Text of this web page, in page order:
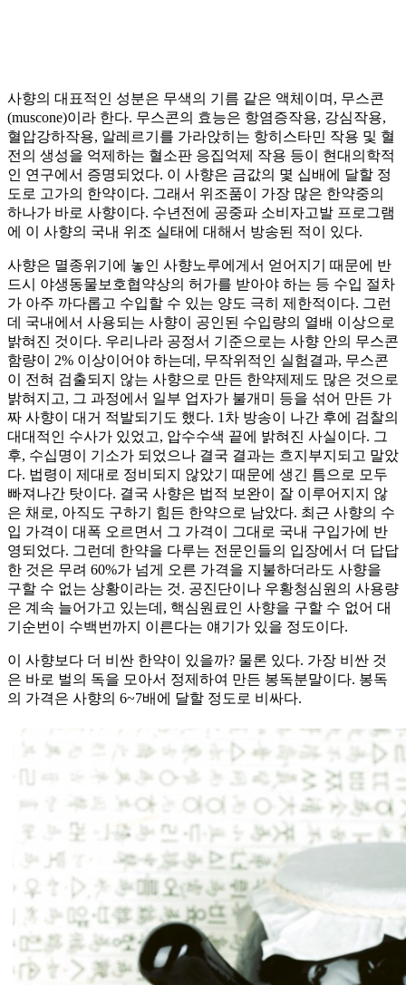
사향의 대표적인 성분은 무색의 기름 같은 액체이며, 무스콘
(muscone)이라 한다. 무스콘의 효능은 항염증작용, 강심작용,
혈압강하작용, 알레르기를 가라앉히는 항히스타민 작용 및 혈
전의 생성을 억제하는 혈소판 응집억제 작용 등이 현대의학적
인 연구에서 증명되었다. 이 사향은 금값의 몇 십배에 달할 정
도로 고가의 한약이다. 그래서 위조품이 가장 많은 한약중의
하나가 바로 사향이다. 수년전에 공중파 소비자고발 프로그램
에 이 사향의 국내 위조 실태에 대해서 방송된 적이 있다.
사향은 멸종위기에 놓인 사향노루에게서 얻어지기 때문에 반
드시 야생동물보호협약상의 허가를 받아야 하는 등 수입 절차
가 아주 까다롭고 수입할 수 있는 양도 극히 제한적이다. 그런
데 국내에서 사용되는 사향이 공인된 수입량의 열배 이상으로
밝혀진 것이다. 우리나라 공정서 기준으로는 사향 안의 무스콘
함량이 2% 이상이어야 하는데, 무작위적인 실험결과, 무스콘
이 전혀 검출되지 않는 사향으로 만든 한약제제도 많은 것으로
밝혀지고, 그 과정에서 일부 업자가 불개미 등을 섞어 만든 가
짜 사향이 대거 적발되기도 했다. 1차 방송이 나간 후에 검찰의
대대적인 수사가 있었고, 압수수색 끝에 밝혀진 사실이다. 그
후, 수십명이 기소가 되었으나 결국 결과는 흐지부지되고 말았
다. 법령이 제대로 정비되지 않았기 때문에 생긴 틈으로 모두
빠져나간 탓이다. 결국 사향은 법적 보완이 잘 이루어지지 않
은 채로, 아직도 구하기 힘든 한약으로 남았다. 최근 사향의 수
입 가격이 대폭 오르면서 그 가격이 그대로 국내 구입가에 반
영되었다. 그런데 한약을 다루는 전문인들의 입장에서 더 답답
한 것은 무려 60%가 넘게 오른 가격을 지불하더라도 사향을
구할 수 없는 상황이라는 것. 공진단이나 우황청심원의 사용량
은 계속 늘어가고 있는데, 핵심원료인 사향을 구할 수 없어 대
기순번이 수백번까지 이른다는 얘기가 있을 정도이다.
이 사향보다 더 비싼 한약이 있을까? 물론 있다. 가장 비싼 것
은 바로 벌의 독을 모아서 정제하여 만든 봉독분말이다. 봉독
의 가격은 사향의 6~7배에 달할 정도로 비싸다.